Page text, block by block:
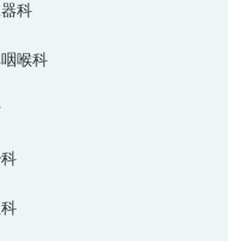
科
喉科